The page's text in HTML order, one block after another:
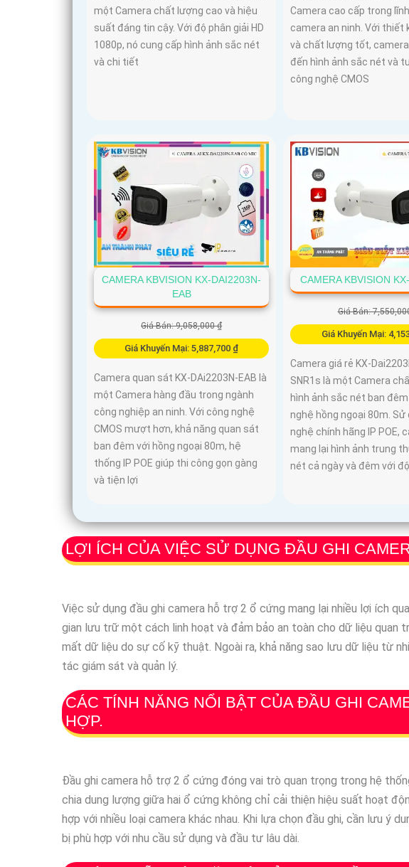
một Camera chất lượng cao và hiệu
suất đáng tin cậy. Với độ phân giải HD
1080p, nó cung cấp hình ảnh sắc nét
và chi tiết
Camera cao cấp trong
camera an ninh. Với thiết
và chất lượng tốt,
đến hình ảnh sắc nét và
công nghệ CMOS
CAMERA KBVISION KX-DAI2203N-
EAB
Giá Bán: 9,058,000 ₫
Giá Khuyến Mại: 5,887,700 ₫
Camera quan sát KX-DAi2203N-EAB là
một Camera hàng đầu trong ngành
công nghiệp an ninh. Với công nghệ
CMOS mượt hơn, khả năng quan sát
ban đêm với hồng ngoại 80m, hệ
thống IP POE giúp thi công gọn gàng
và tiện lợi
CAMERA KBVISION
Giá Bán:
Giá Khuyến Mại:
Camera giá rẻ KX-
SNR1s là một Camera
hình ảnh sắc nét ban
nghệ hồng ngoại 80m. Sử
nghệ chính hãng IP POE,
mang lại hình ảnh trung
nét cả ngày và đêm với
LỢI ÍCH CỦA VIỆC SỬ DỤNG ĐẦU GHI
Việc sử dụng đầu ghi camera hỗ trợ 2 ổ cứng mang lại nhiều lợi ích
gian lưu trữ một cách linh hoạt và đảm bảo an toàn cho dữ liệu
mất dữ liệu do sự cố kỹ thuật. Ngoài ra, khả năng sao lưu dữ liệu từ
tác giám sát và quản lý.
CÁC TÍNH NĂNG NỔI BẬT CỦA ĐẦU GHI
HỢP.
Đầu ghi camera hỗ trợ 2 ổ cứng đóng vai trò quan trọng trong hệ
chia dung lượng giữa hai ổ cứng không chỉ cải thiện hiệu suất hoạt
hợp với nhiều loại camera khác nhau. Khi lựa chọn đầu ghi, cần lưu ý
bị phù hợp với nhu cầu sử dụng và đầu tư lâu dài.